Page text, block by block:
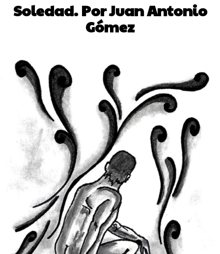
Soledad. Por Juan Antonio
Gómez